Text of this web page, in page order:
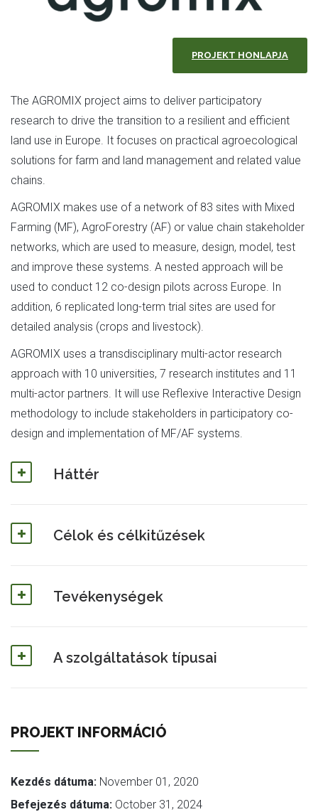
PROJEKT HONLAPJA
The AGROMIX project aims to deliver participatory
research to drive the transition to a resilient and efficient
land use in Europe. It focuses on practical agroecological
solutions for farm and land management and related value
chains.
AGROMIX makes use of a network of 83 sites with Mixed
Farming (MF), AgroForestry (AF) or value chain stakeholder
networks, which are used to measure, design, model, test
and improve these systems. A nested approach will be
used to conduct 12 co-design pilots across Europe. In
addition, 6 replicated long-term trial sites are used for
detailed analysis (crops and livestock).
AGROMIX uses a transdisciplinary multi-actor research
approach with 10 universities, 7 research institutes and 11
multi-actor partners. It will use Reflexive Interactive Design
methodology to include stakeholders in participatory co-
design and implementation of MF/AF systems.
Háttér
Célok és célkitűzések
Tevékenységek
A szolgáltatások típusai
PROJEKT INFORMÁCIÓ
Kezdés dátuma: November 01, 2020
Befejezés dátuma: October 31, 2024